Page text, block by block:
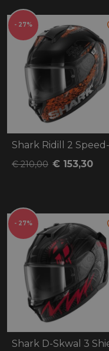
- 27%
Shark Ridill 2
€ 210,00 € 153,30
- 27%